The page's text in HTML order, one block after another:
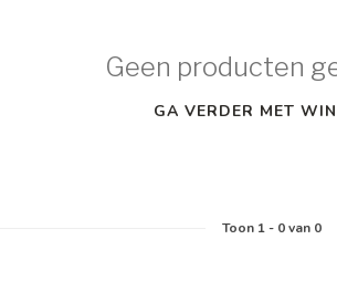
Geen producten
GA VERDER MET
Toon 1- 0van 0